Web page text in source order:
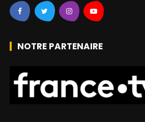
NOTRE PARTENAIRE